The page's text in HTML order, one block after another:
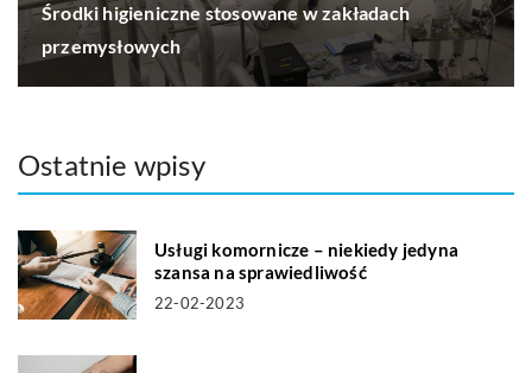
Środki higieniczne stosowane w zakładach
przemysłowych
Ostatnie wpisy
Usługi komornicze – niekiedy jedyna
szansa na sprawiedliwość
22-02-2023